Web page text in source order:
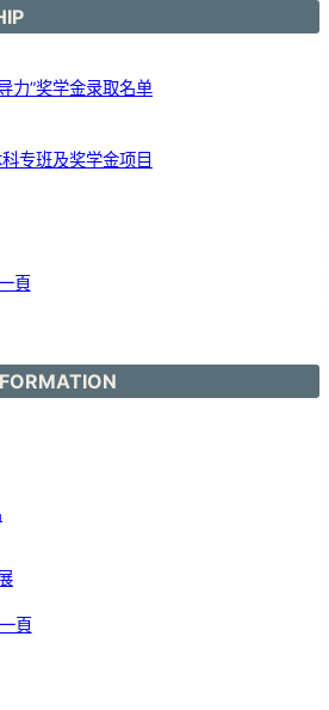
力”奖学金录取名单
专班及奖学金项目
頁
頁